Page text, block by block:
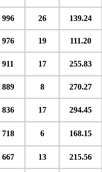
996 26 139.24
976 19 111.20
911 17 255.83
889 8 270.27
836 17 294.45
718 6 168.15
667 13 215.56